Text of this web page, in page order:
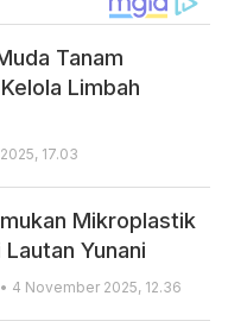
Tanam
Limbah
17.03
Mikroplastik
Yunani
• 4 November 2025, 12.36